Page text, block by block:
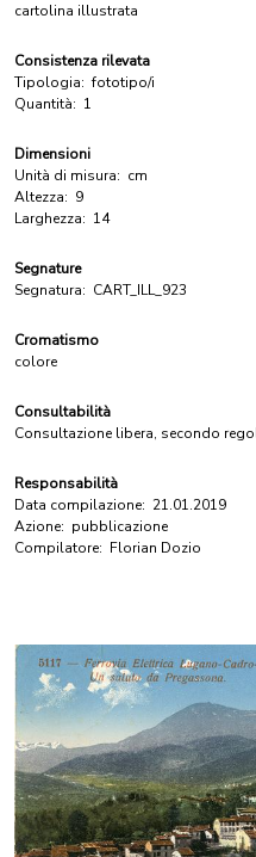
cartolina illustrata
Consistenza rilevata
Tipologia: fototipo/i
Quantità: 1
Dimensioni
Unità di misura: cm
Altezza: 9
Larghezza: 14
Segnature
Segnatura: CART_ILL_923
Cromatismo
colore
Consultabilità
Consultazione libera, secondo
Responsabilità
Data compilazione: 21.01.2019
Azione: pubblicazione
Compilatore: Florian Dozio